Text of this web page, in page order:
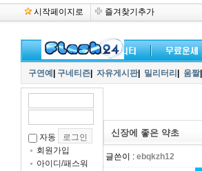
시작페이지로 즐겨찾기추가
구연예 구네티즌 자유게시판| 밀리터리 움짤|
자동
회원가입
아이디/패스워
신장에 좋은 약초
글쓴이 : ebqkzh12